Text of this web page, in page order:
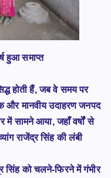
हुआ समाप्त
होती हैं, जब वे समय पर
और मानवीय उदाहरण जनपद
में सामने आया, जहाँ वर्षों से
राजेंद्र सिंह की लंबी
सिंह को चलने-फिरने में गंभीर